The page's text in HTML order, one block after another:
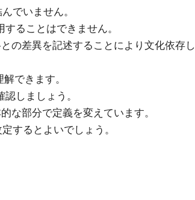
でいません。
ることはできません。
の差異を記述することにより文化依存し
解できます。
確認しましょう。
な部分で定義を変えています。
定するとよいでしょう。